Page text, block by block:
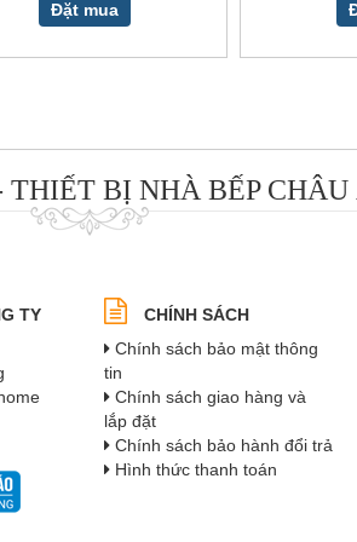
Đặt mua
BỊ NHÀ BẾP CHÂU
TY
CHÍNH SÁCH
Chính sách bảo mật thông
tin
Chính sách giao hàng và
lắp đặt
Chính sách bảo hành đổi trả
Hình thức thanh toán